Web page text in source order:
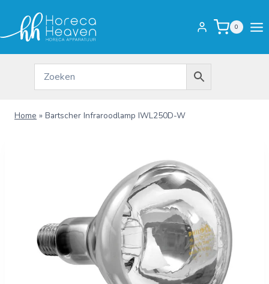
inhoud
0
Home » Bartscher Infraroodlamp IWL250D-W